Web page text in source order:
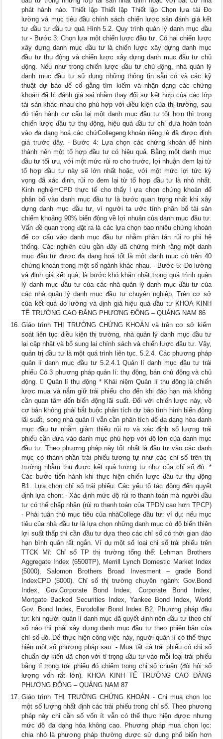
phát hành nào. Thiết lập Thiết lập Thiết lập Chọn lựa tài Đo
lường và mục tiêu đầu chính sách chiến lược sản đánh giá kết
tư đầu tư đầu tư quả Hình 5.2. Quy trình quản lý danh mục đầu
tư - Bước 3: Chọn lựa một chiến lược đầu tư. Có hai chiến lược
xây dựng danh mục đầu tư là chiến lược xây dựng danh mục
đầu tư thụ động và chiến lược xây dựng danh mục đầu tư chủ
động. Nếu như trong chiến lược đầu tư chủ động, nhà quản lý
danh mục đầu tư sử dụng những thông tin sẵn có và các kỹ
thuật dự báo để cố gắng tìm kiếm và nhận dạng các chứng
khoán đã bị đánh giá sai nhằm thay đổi sự kết hợp của các lớp
tài sản khác nhau cho phù hợp với điều kiện của thị trường, sau
đó tiến hành cơ cấu lại một danh mục đầu tư tốt hơn thì trong
chiến lược đầu tư thụ động, hiệu quả đầu tư chỉ dựa hoàn toàn
vào đa dạng hoá các chứCollegeng khoán riêng lẻ đã được định
giá trước đây. - Bước 4: Lựa chọn các chứng khoán để hình
thành nên một tổ hợp đầu tư có hiệu quả. Bằng một danh mục
đầu tư tối ưu, với một mức rủi ro cho trước, lợi nhuận đem lại từ
tổ hợp đầu tư này sẽ lớn nhất hoặc, với một mức lợi tức kỳ
vọng đã xác định, rủi ro đem lại từ tổ hợp đầu tư là nhỏ nhất.
Kinh nghiệmCPD thực tế cho thấy l ựa chọn chứng khoán để
phân bổ vào danh mục đầu tư là bước quan trọng nhất khi xây
dựng danh mục đầu tư, vì người ta ước tính phân bổ tài sản
chiếm khoảng 90% biến động về lợi nhuận của danh mục đầu tư.
Vấn đề quan trọng đặt ra là các lựa chọn bao nhiêu chứng khoán
để cơ cấu vào danh mục đầu tư nhằm phân tán rủi ro phi hệ
thống. Các nghiên cứu gần đây đã chứng minh rằng một danh
mục đầu tư được đa dạng hoá tốt là một danh mục có trên 40
chứng khoán trong một số ngành khác nhau. - Bước 5: Đo lường
và định giá kết quả, là bước khó khăn nhất trong quá trình quản
lý danh mục đầu tư của các nhà quản lý danh mục đầu tư của
các nhà quản lý danh mục đầu tư chuyên nghiệp. Trên cơ sở
của kết quả đo lường và định giá hiệu quả đầu tư KHOA KINH
TẾ TRƯỜNG CAO ĐẲNG PHƯƠNG ĐÔNG – QUẢNG NAM 86
Giáo trình THỊ TRƯỜNG CHỨNG KHOÁN và trên cơ sở kiểm
soát liên tục điều kiện thị trường, nhà quản lý danh mục đầu tư
lại cập nhật và bổ sung lại chính sách và chiến lược đầu tư. Vậy,
quản trị đầu tư là một quá trình liên tục. 5.2.4. Các phương pháp
quản lí danh mục đầu tư 5.2.4.1 Quản lí danh mục đầu tư trái
phiếu Có 3 phương pháp quản lí: thụ động, bán chủ động và chủ
động.  Quản lí thụ động * Khái niệm Quản lí thu động là chiến
lược mua và nắm giữ trái phiếu cho đến khi đáo hạn mà không
cần quan tâm đến biến động lãi suất. Đối với chiến lược này, về
cơ bản không phải bắt buộc phân tích dự báo tình hình biến động
lãi suất, song nhà quản lí vẫn cần phân tích để đa dạng hóa danh
mục đầu tư nhằm giảm thiểu rủi ro và xác định số lượng trái
phiếu cần đưa vào danh mục phù hợp với độ lớn của danh mục
đầu tư. Theo phương pháp này tốt nhất là đầu tư vào các danh
mục có thành phần trái phiếu tương tự như các chỉ số trên thị
trường nhằm thu được kết quả tương tự như của chỉ số đó. *
Các bước tiến hành khi thực hiện chiến lược đầu tư thụ động
B1. Lựa chọn chỉ số trái phiếu: Các yếu tố tác động đến quyết
định lựa chọn: - Xác định mức độ rủi ro thanh toán mà người đầu
tư có thể chấp nhận (rủi ro thanh toán của TPDN cao hơn TPCP)
- Phải tuân thủ mục tiêu của nhàCollege đầu tư: ví dụ: nếu mục
tiêu của nhà đầu tư là lựa chọn những danh mục có độ biến thiên
lợi suất thấp thì cần đầu tư dựa theo các chỉ số có thời gian đáo
hạn bình quân rất ngắn. Ví dụ một số loại chỉ số trái phiếu trên
TTCK Mĩ: Chỉ số TP thị trường tổng thế: Lehman Brothers
Aggregate Index (6500TP), Merrill Lynch Domestic Market Index
(5000), Salomon Brothers Broad Invesment – grade Bond
IndexCPD (5000). Chỉ số thị trường chuyên ngành: Gov.Bond
Index, Gov.Corporate Bond Index, Corporate Bond Index,
Mortgate Backed Securities Index, Yankee Bond Index, World
Gov. Bond Index, Eurodollar Bond Index B2. Phương pháp đầu
tư: khi người quản lí danh mục đã quyết định nên đầu tư theo chỉ
số nào thì phải xây dựng danh mục đầu tư theo phiên bản của
chỉ số đó. Để thực hiện công việc này, người quản lí có thể thực
hiện một số phương pháp sau: - Mua tất cả trái phiếu có chỉ số
chuẩn dự kiến đã chọn với tỉ trọng đầu tư vào mỗi loại trái phiếu
bằng tỉ trọng trái phiếu đó chiếm trong chỉ số chuẩn (đòi hỏi số
lượng vốn rất lớn). KHOA KINH TẾ TRƯỜNG CAO ĐẲNG
PHƯƠNG ĐÔNG – QUẢNG NAM 87
Giáo trình THỊ TRƯỜNG CHỨNG KHOÁN - Chỉ mua chọn lọc
một số lượng nhất định các trái phiếu trong chỉ số. Theo phương
pháp này chỉ cần số vốn ít vẫn có thể thực hiện đựợc nhưng
mức độ đa dạng hóa không cao. Phương pháp mua chọn lọc:
chia nhỏ là phương pháp thường được sử dụng phổ biến hơn